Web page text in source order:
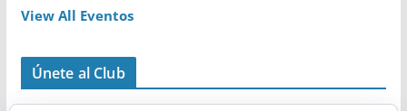
View All Eventos
Únete al Club